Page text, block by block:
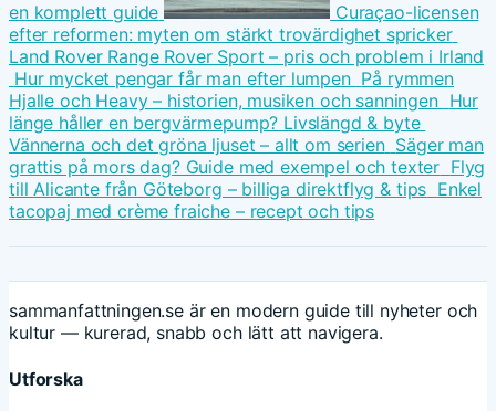
en komplett guide
Curaçao-licensen
efter reformen: myten om stärkt trovärdighet spricker
Land Rover Range Rover Sport – pris och problem i Irland
Hur mycket pengar får man efter lumpen På rymmen
Hjalle och Heavy – historien, musiken och sanningen Hur
länge håller en bergvärmepump? Livslängd & byte
Vännerna och det gröna ljuset – allt om serien Säger man
grattis på mors dag? Guide med exempel och texter Flyg
till Alicante från Göteborg – billiga direktflyg & tips Enkel
tacopaj med crème fraiche – recept och tips
sammanfattningen.se är en modern guide till nyheter och
kultur — kurerad, snabb och lätt att navigera.
Utforska